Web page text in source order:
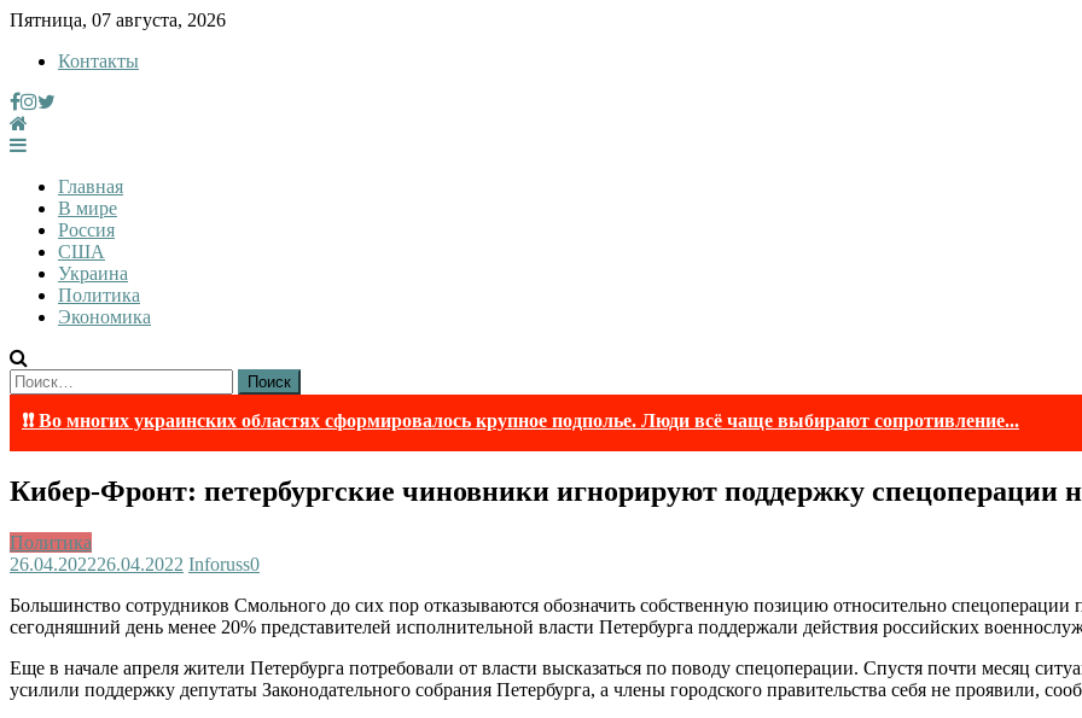
Skip
content
Пятница, 07 августа, 2026
Контакты
InfoRuss
InfoRuss — Новости
Главная
В мире
Россия
США
Украина
Политика
Экономика
Найти:
❗❗ Во многих украинских областях сформировалось крупное подполье. Люди всё чаще выбирают сопротивление...
Кибер-Фронт: петербургские чиновники игнорируют поддержку спецоперации
Политика
26.04.202226.04.2022 Inforuss0
Большинство сотрудников Смольного до сих пор отказываются обозначить собственную позицию относительно
сегодняшний день менее 20% представителей исполнительной власти Петербурга поддержали действия российских
Еще в начале апреля жители Петербурга потребовали от власти высказаться по поводу спецоперации. Спустя почти месяц
усилили поддержку депутаты Законодательного собрания Петербурга, а члены городского правительства себя не проявили,